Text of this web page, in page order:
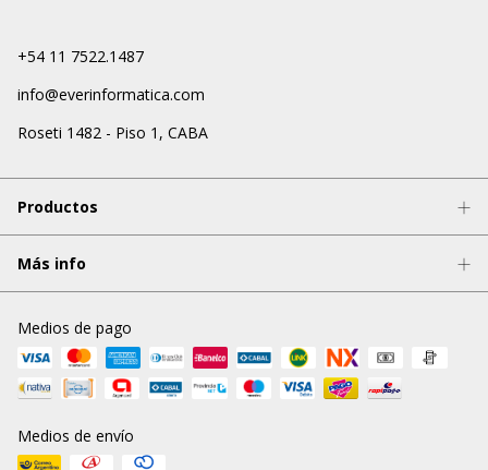
+54 11 7522.1487
info@everinformatica.com
Roseti 1482 - Piso 1, CABA
Productos
Más info
Medios de pago
Medios de envío